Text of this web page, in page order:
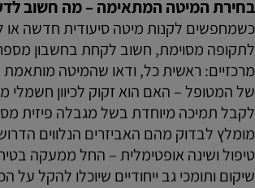
בחירת המיטה המתאימה – מה חשוב
כשמחפשים לקנות מיטה סיעודית חדשה או
לתקופה מסוימת, חשוב לקחת בחשבון
מרכזיים: ראשית כל, ודאו שהמיטה מותאמת
של המטופל – האם הוא זקוק לכיוון חשמלי
לקבל תמיכה מיוחדת בשל מגבלה פיזית
מומלץ לבדוק מהם האביזרים הנלווים
טיפול ושינה אופטימלית – החל ממעקה
שיקום ותומכי גב ייחודיים שיוכלו להקל על